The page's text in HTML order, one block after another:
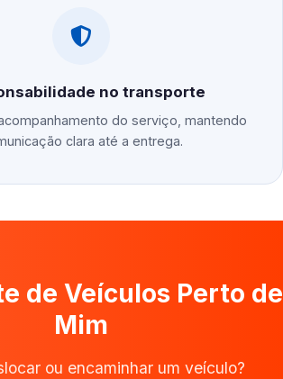
no transporte
do serviço, mantendo
clara até a entrega.
de Veículos Perto de
Mim
ou encaminhar um veículo?